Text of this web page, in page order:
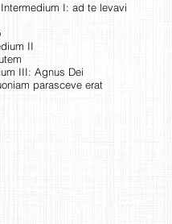
I: ad te levavi
II
III: Agnus Dei
parasceve erat